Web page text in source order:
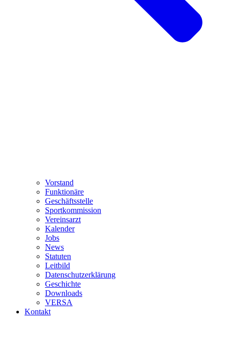
Vorstand
Funktionäre
Geschäftsstelle
Sportkommission
Vereinsarzt
Kalender
Jobs
News
Statuten
Leitbild
Datenschutzerklärung
Geschichte
Downloads
VERSA
Kontakt